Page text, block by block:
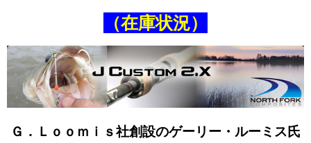
（在庫状況）
Ｇ．Ｌｏｏｍｉｓ社創設のゲーリー・ルーミス氏